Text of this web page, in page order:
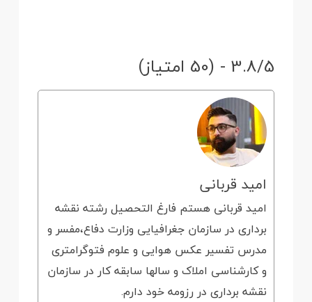
3.8/5 - (50 امتیاز)
امید قربانی
امید قربانی هستم فارغ التحصیل رشته نقشه
برداری در سازمان جغرافیایی وزارت دفاع،مفسر و
مدرس تفسیر عکس هوایی و علوم فتوگرامتری
و کارشناسی املاک و سالها سابقه کار در سازمان
نقشه برداری در رزومه خود دارم.